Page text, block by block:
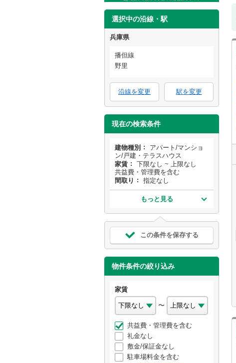
選択中の沿線・駅
兵庫県
播但線
野里
沿線を変更 駅を変更
現在の検索条件
建物種別
アパート/マンショ
ン/戸建・テラスハウス
家賃
下限なし ~ 上限なし
共益費・管理費を含む
間取り
指定なし
もっと見る
この条件を保存する
物件条件の絞り込み
家賃
〜
共益費・管理費を含む
礼金なし
敷金/保証金なし
駐車場料金を含む